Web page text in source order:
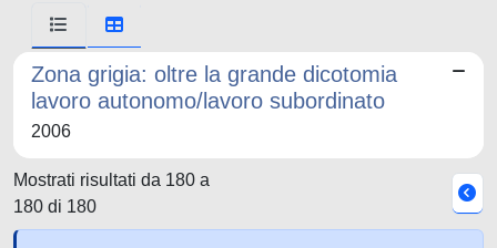
Zona grigia: oltre la grande dicotomia
lavoro autonomo/lavoro subordinato
2006
Mostrati risultati da 180 a
180 di 180